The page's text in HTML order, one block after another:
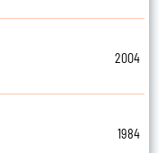
2004
1984